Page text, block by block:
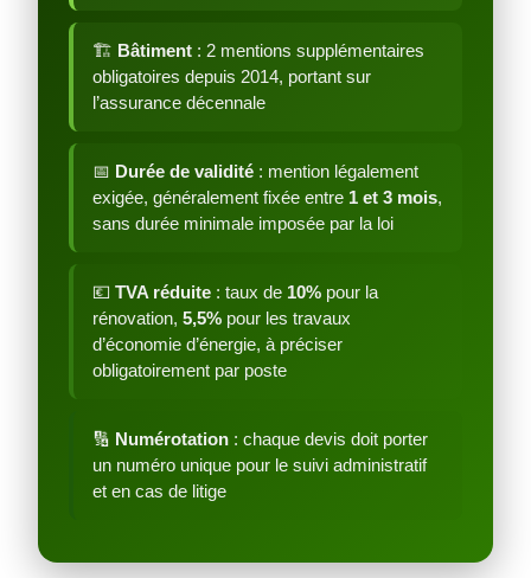
🏗️ Bâtiment : 2 mentions supplémentaires
obligatoires depuis 2014, portant sur
l’assurance décennale
📅 Durée de validité : mention légalement
exigée, généralement fixée entre 1 et 3 mois,
sans durée minimale imposée par la loi
💶 TVA réduite : taux de 10% pour la
rénovation, 5,5% pour les travaux
d’économie d’énergie, à préciser
obligatoirement par poste
🔢 Numérotation : chaque devis doit porter
un numéro unique pour le suivi administratif
et en cas de litige